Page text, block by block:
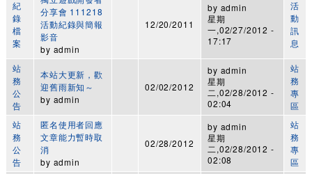
紀
錄
檔
案
分享會 111218
活動紀錄與簡報
影音
by admin
12/20/2011
by admin
星期
一,02/27/2012 -
17:17
活
動
訊
息
站
務
公
告
本站大更新，歡
迎舊雨新知～
by admin
02/02/2012
by admin
星期
二,02/28/2012 -
02:04
站
務
專
區
站
務
公
告
匿名使用者回應
文章能力暫時取
消
by admin
02/28/2012
by admin
星期
二,02/28/2012 -
02:08
站
務
專
區